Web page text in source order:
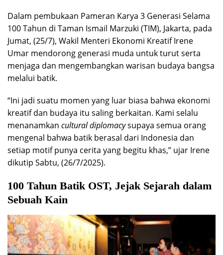
Dalam pembukaan Pameran Karya 3 Generasi Selama
100 Tahun di Taman Ismail Marzuki (TIM), Jakarta, pada
Jumat, (25/7), Wakil Menteri Ekonomi Kreatif Irene
Umar mendorong generasi muda untuk turut serta
menjaga dan mengembangkan warisan budaya bangsa
melalui batik.
“Ini jadi suatu momen yang luar biasa bahwa ekonomi
kreatif dan budaya itu saling berkaitan. Kami selalu
menanamkan cultural diplomacysupaya semua orang
mengenal bahwa batik berasal dari Indonesia dan
setiap motif punya cerita yang begitu khas,” ujar Irene
dikutip Sabtu, (26/7/2025).
100 Tahun Batik OST, Jejak Sejarah dalam
Sebuah Kain